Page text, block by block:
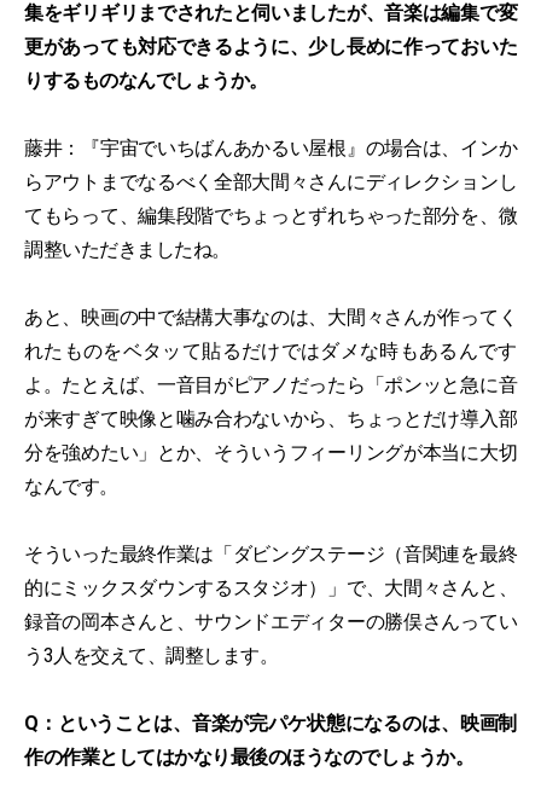
集をギリギリまでされたと伺いましたが、音楽は編集で変
更があっても対応できるように、少し長めに作っておいた
りするものなんでしょうか。
藤井：『宇宙でいちばんあかるい屋根』の場合は、インか
らアウトまでなるべく全部大間々さんにディレクションし
てもらって、編集段階でちょっとずれちゃった部分を、微
調整いただきましたね。
あと、映画の中で結構大事なのは、大間々さんが作ってく
れたものをベタッて貼るだけではダメな時もあるんです
よ。たとえば、一音目がピアノだったら「ポンッと急に音
が来すぎて映像と噛み合わないから、ちょっとだけ導入部
分を強めたい」とか、そういうフィーリングが本当に大切
なんです。
そういった最終作業は「ダビングステージ（音関連を最終
的にミックスダウンするスタジオ）」で、大間々さんと、
録音の岡本さんと、サウンドエディターの勝俣さんってい
う3人を交えて、調整します。
Q：ということは、音楽が完パケ状態になるのは、映画制
作の作業としてはかなり最後のほうなのでしょうか。